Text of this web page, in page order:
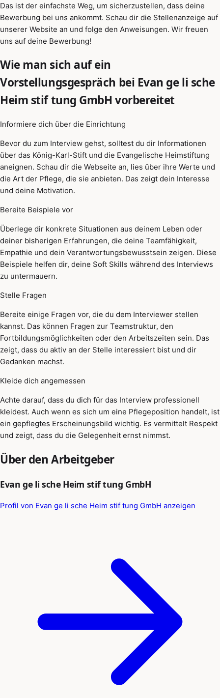
Das ist der einfachste Weg, um sicherzustellen, dass deine
Bewerbung bei uns ankommt. Schau dir die Stellenanzeige auf
unserer Website an und folge den Anweisungen. Wir freuen
uns auf deine Bewerbung!
Wie man sich auf ein
Vorstellungsgespräch bei Evan ge li sche
Heim stif tung GmbH vorbereitet
Informiere dich über die Einrichtung
Bevor du zum Interview gehst, solltest du dir Informationen
über das König-Karl-Stift und die Evangelische Heimstiftung
aneignen. Schau dir die Webseite an, lies über ihre Werte und
die Art der Pflege, die sie anbieten. Das zeigt dein Interesse
und deine Motivation.
Bereite Beispiele vor
Überlege dir konkrete Situationen aus deinem Leben oder
deiner bisherigen Erfahrungen, die deine Teamfähigkeit,
Empathie und dein Verantwortungsbewusstsein zeigen. Diese
Beispiele helfen dir, deine Soft Skills während des Interviews
zu untermauern.
Stelle Fragen
Bereite einige Fragen vor, die du dem Interviewer stellen
kannst. Das können Fragen zur Teamstruktur, den
Fortbildungsmöglichkeiten oder den Arbeitszeiten sein. Das
zeigt, dass du aktiv an der Stelle interessiert bist und dir
Gedanken machst.
Kleide dich angemessen
Achte darauf, dass du dich für das Interview professionell
kleidest. Auch wenn es sich um eine Pflegeposition handelt, ist
ein gepflegtes Erscheinungsbild wichtig. Es vermittelt Respekt
und zeigt, dass du die Gelegenheit ernst nimmst.
Über den Arbeitgeber
Evan ge li sche Heim stif tung GmbH
Profil von Evan ge li sche Heim stif tung GmbH anzeigen